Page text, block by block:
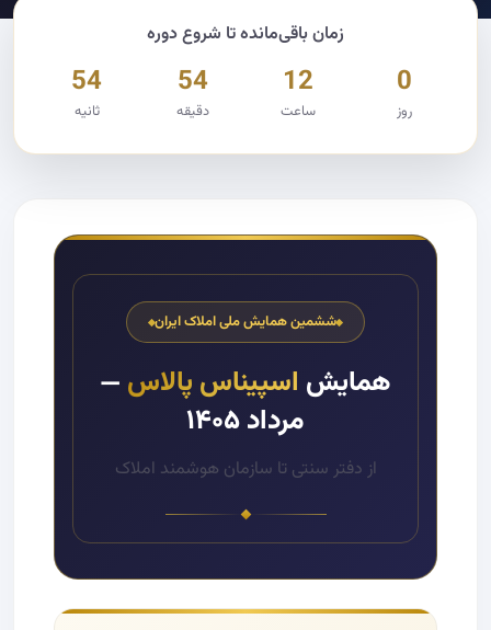
زمان باقی‌مانده تا شروع دوره
0
روز
12
ساعت
54
دقیقه
53
ثانیه
ششمین همایش ملی املاک ایران
همایش اسپیناس پالاس —
مرداد ۱۴۰۵
از دفتر سنتی تا سازمان هوشمند املاک